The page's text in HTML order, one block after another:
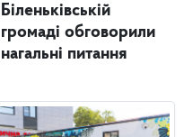
Біленьківській
громаді обговорили
нагальні питання